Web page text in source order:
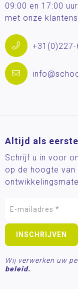
09:00 en 17:00
met onze
Altijd als
Schrijf u in voor
op de hoogte van
Wij verwerken uw
beleid.